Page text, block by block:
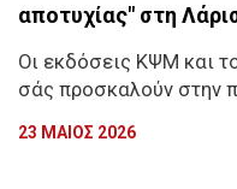
αποτυχίας" στη
Οι εκδόσεις ΚΨΜ και
σάς προσκαλούν στην
23 ΜΑΙΟΣ 2026